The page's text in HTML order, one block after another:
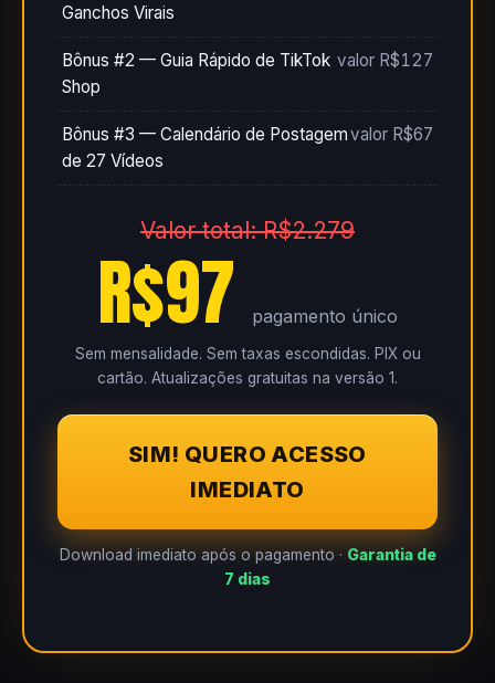
Ganchos Virais
Bônus #2 — Guia Rápido de TikTok
Shop
valor R$127
Bônus #3 — Calendário de Postagem
de 27 Vídeos
valor R$67
Valor total: R$2.279
R$97 pagamento único
Sem mensalidade. Sem taxas escondidas. PIX ou
cartão. Atualizações gratuitas na versão 1.
SIM! QUERO ACESSO
IMEDIATO
Download imediato após o pagamento · Garantia de
7 dias